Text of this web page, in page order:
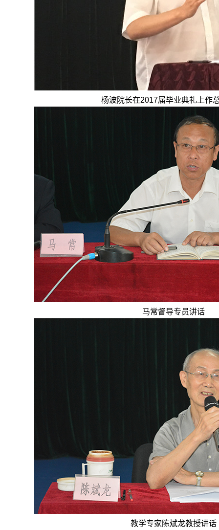
杨波院长在2017届毕业典礼上作
马常督导专员讲话
教学专家陈斌龙教授讲话